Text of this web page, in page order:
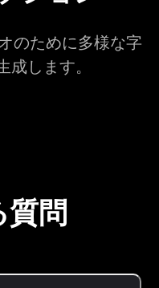
のために多様な字
成します。
質問